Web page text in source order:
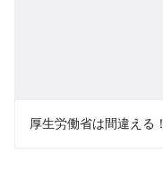
厚生労働省は間違える！